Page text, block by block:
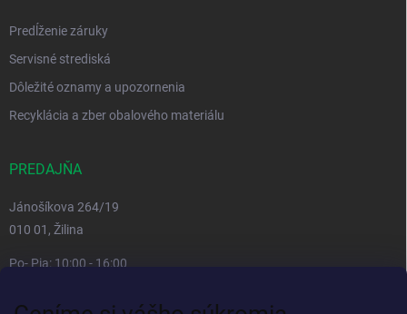
Predĺženie záruky
Servisné strediská
Dôležité oznamy a upozornenia
Recyklácia a zber obalového materiálu
PREDAJŇA
Jánošíkova 264/19
010 01, Žilina
Po- Pia: 10:00 - 16:00
So, Ne: zatvorené